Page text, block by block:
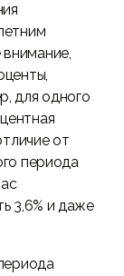
для одного
от
периода
3,6% и даже